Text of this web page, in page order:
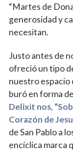
“Martes de
generosidad y
necesitan.
Justo antes de
ofreció un tipo
nuestro espacio
buró en forma
Delixit nos,
Corazón de
de San Pablo a
encíclica marca